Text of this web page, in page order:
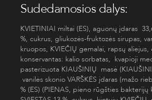
Sudedamosios dalys:
KVIETINIAI miltai (ES), aguonų įdaras
%, cukrus, gliukozės-fruktozės sirupas,
kruopos, KVIEČIŲ gemalai, rapsų aliejus,
konservantas: kalio sorbatas, kvapioji
pasterizuota KIAUŠINIŲ masė (
vanilės skonio VARŠKĖS įdaras (mažo
% (ES) (PIENAS, pieno rūgšties bakterijų